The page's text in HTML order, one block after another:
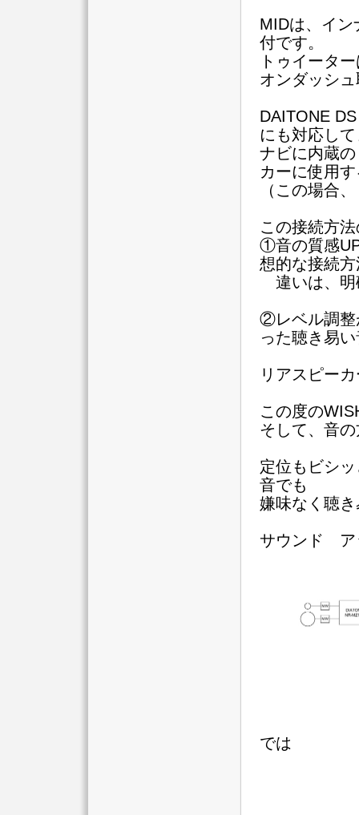
MIDは、イ
付です。
トゥイータ
オンダッシ
DAITONE
にも対応し
ナビに内蔵
カーに使用
（この場合
この接続方
①音の質感
想的な接続
違いは、明
②レベル調整
った聴き易
リアスピー
この度の
そして、音
定位もビシ
音でも
嫌味なく聴
サウンド ア
では